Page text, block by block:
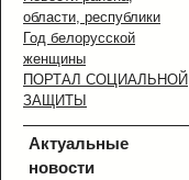
области, республики
Год белорусской
женщины
ПОРТАЛ СОЦИАЛЬНОЙ
ЗАЩИТЫ
Актуальные
новости